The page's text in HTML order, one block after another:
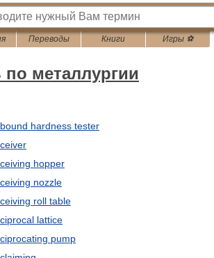
Переводы Книги Игры ⚽
металлургии
hardness tester
hopper
nozzle
roll table
lattice
pump